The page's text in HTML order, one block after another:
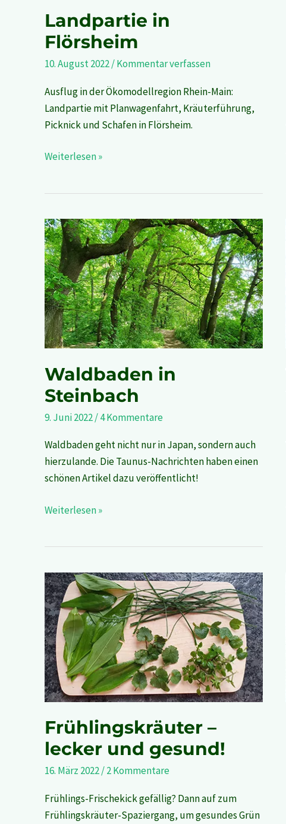
Landpartie in
Flörsheim
10. August 2022/Kommentar verfassen
Ausflug in der Ökomodellregion Rhein-Main:
Landpartie mit Planwagenfahrt, Kräuterführung,
Picknick und Schafen in Flörsheim.
Weiterlesen »
Waldbaden in
Steinbach
9. Juni 2022/4 Kommentare
Waldbaden geht nicht nur in Japan, sondern auch
hierzulande. Die Taunus-Nachrichten haben einen
schönen Artikel dazu veröffentlicht!
Waldbaden
in
Steinbach
Weiterlesen »
Frühlingskräuter –
lecker und gesund!
16. März 2022/2 Kommentare
Frühlings-Frischekick gefällig? Dann auf zum
Frühlingskräuter-Spaziergang, um gesundes Grün
Frühlingskräuter
–
lecker
und
gesund!